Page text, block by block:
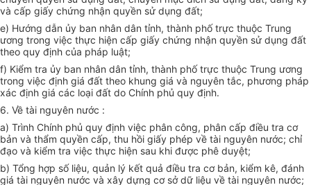
và cấp giấy chứng nhận quyền sử dụng đất;
e) Hướng dẫn ủy ban nhân dân tỉnh, thành phố trực thuộc Trung
ương trong việc thực hiện cấp giấy chứng nhận quyền sử dụng đất
theo quy định của pháp luật;
f) Kiểm tra ủy ban nhân dân tỉnh, thành phố trực thuộc Trung ương
trong việc định giá đất theo khung giá và nguyên tắc, phương pháp
xác định giá các loại đất do Chính phủ quy định.
6. Về tài nguyên nước :
a) Trình Chính phủ quy định việc phân công, phân cấp điều tra cơ
bản và thẩm quyền cấp, thu hồi giấy phép về tài nguyên nước; chỉ
đạo và kiểm tra việc thực hiện sau khi được phê duyệt;
b) Tổng hợp số liệu, quản lý kết quả điều tra cơ bản, kiểm kê, đánh
giá tài nguyên nước và xây dựng cơ sở dữ liệu về tài nguyên nước;